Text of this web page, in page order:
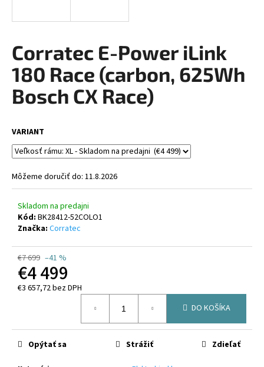
Corratec E-Power iLink
180 Race (carbon, 625Wh
Bosch CX Race)
VARIANT
Môžeme doručiť do: 11.8.2026
Skladom na predajni
Kód: BK28412-52COLO1
Značka: Corratec
€7 699 –41 %
€4 499
€3 657,72 bez DPH
DO KOŠÍKA
Opýtať sa Strážiť Zdieľať
s
ť
?
O
d
p
o
ú
m
CRUSSIS
ONE-